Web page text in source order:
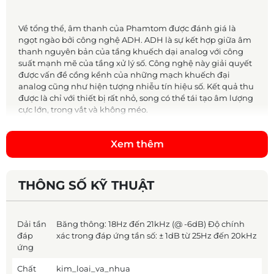
Về tổng thể, âm thanh của Phamtom được đánh giá là
ngọt ngào bởi công nghệ ADH. ADH là sự kết hợp giữa âm
thanh nguyên bản của tầng khuếch dại analog với công
suất mạnh mẽ của tầng xử lý số. Công nghệ này giải quyết
được vấn đề cồng kềnh của những mạch khuếch đại
analog cũng như hiện tượng nhiễu tín hiệu số. Kết quả thu
được là chỉ với thiết bị rất nhỏ, song có thể tái tạo âm lượng
cực lớn, trong vắt và không méo.
chắc và mạnh. Cặp woofer hình nón được bố trí nhô ra hai
bên hông có biên độ giao động rất lớn, tạo ra năng lượng
âm thanh khổng lồ so với kích thước của của ống loa.
Ảnh khách hàng mua loa Devialet Phantom Reactor 600 và túi
Xem thêm
THÔNG SỐ KỸ THUẬT
Dải tần
đáp
ứng
Băng thông: 18Hz đến 21kHz (@ -6dB) Độ chính
xác trong đáp ứng tần số: ± 1dB từ 25Hz đến 20kHz
Chất
kim_loai_va_nhua